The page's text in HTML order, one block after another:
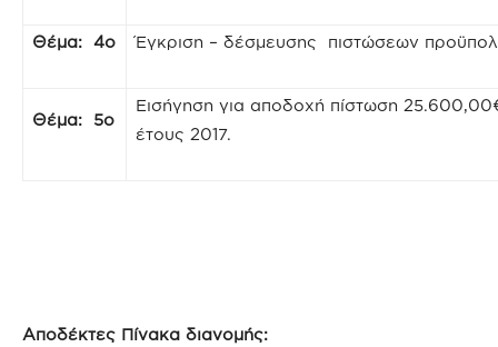
Θέμα: 4ο Έγκριση – δέσμευσης πιστώσεων
Θέμα: 5ο
Εισήγηση για αποδοχή πίστωση
έτους 2017.
Αποδέκτες Πίνακα διανομής: